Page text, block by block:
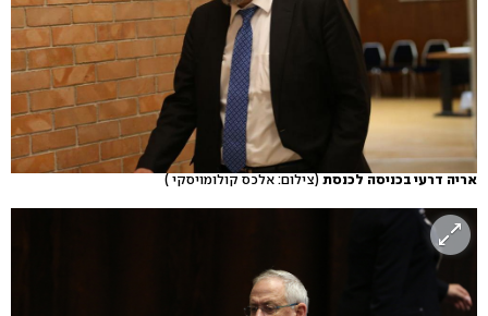
אריה דרעי בכניסה לכנסת (צילום: אלכס קולומויסקי )